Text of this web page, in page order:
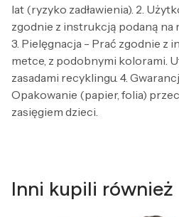
lat (ryzyko zadławienia). 2.
zgodnie z instrukcją podaną na
3. Pielęgnacja - Prać zgodnie z
metce, z podobnymi kolorami.
zasadami recyklingu. 4.
Opakowanie (papier, folia)
zasięgiem dzieci.
Inni kupili również